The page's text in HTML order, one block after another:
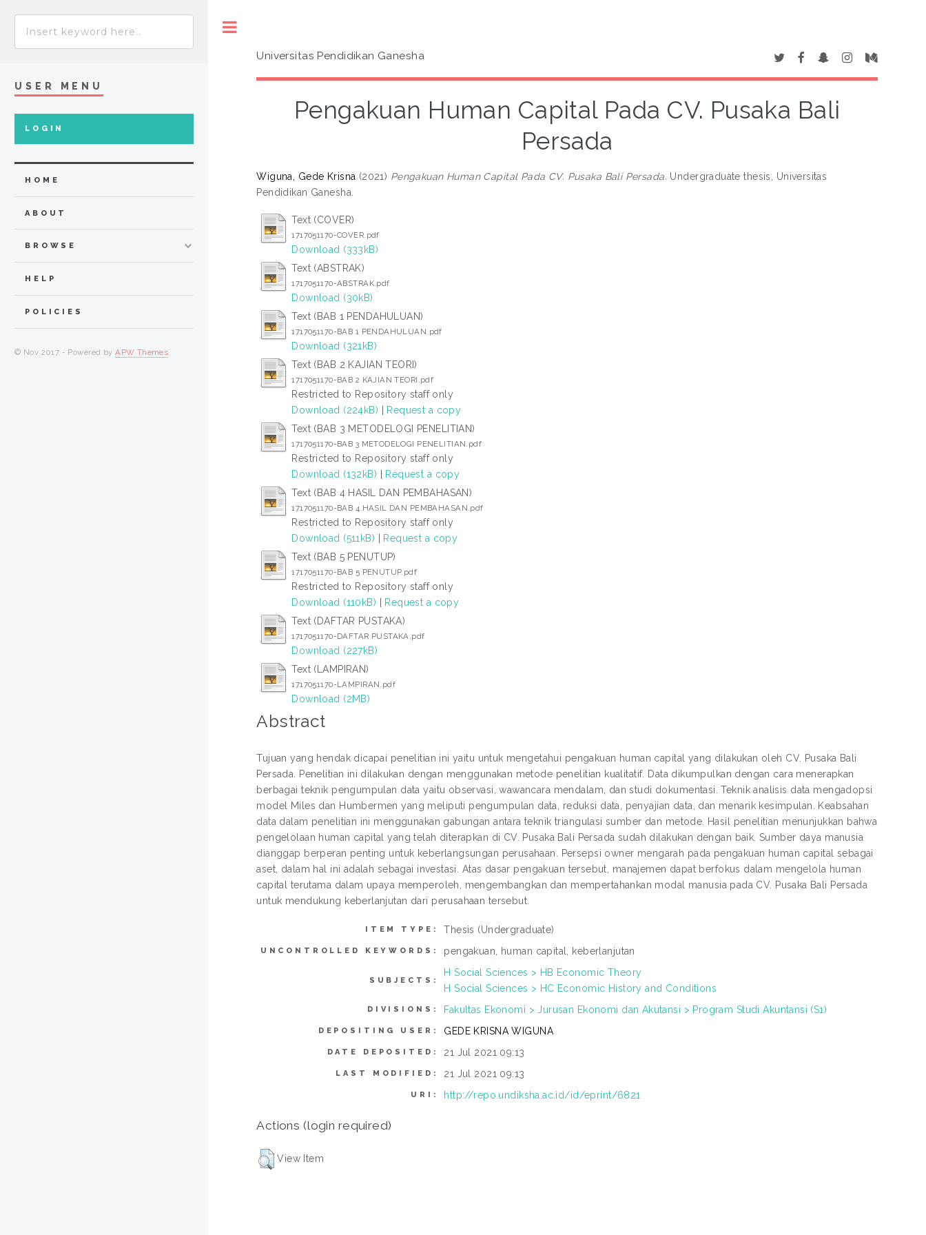
Universitas Pendidikan Ganesha
Pengakuan Human Capital Pada CV. Pusaka Bali
Persada
Wiguna, Gede Krisna (2021) Pengakuan Human Capital Pada CV. Pusaka Bali Persada. Undergraduate thesis, Universitas
Pendidikan Ganesha.
Text (COVER)
1717051170-COVER.pdf
Download (333kB)
Text (ABSTRAK)
1717051170-ABSTRAK.pdf
Download (30kB)
Text (BAB 1 PENDAHULUAN)
1717051170-BAB 1 PENDAHULUAN.pdf
Download (321kB)
Text (BAB 2 KAJIAN TEORI)
1717051170-BAB 2 KAJIAN TEORI.pdf
Restricted to Repository staff only
Download (224kB) | Request a copy
Text (BAB 3 METODELOGI PENELITIAN)
1717051170-BAB 3 METODELOGI PENELITIAN.pdf
Restricted to Repository staff only
Download (132kB) | Request a copy
Text (BAB 4 HASIL DAN PEMBAHASAN)
1717051170-BAB 4 HASIL DAN PEMBAHASAN.pdf
Restricted to Repository staff only
Download (511kB) | Request a copy
Text (BAB 5 PENUTUP)
1717051170-BAB 5 PENUTUP.pdf
Restricted to Repository staff only
Download (110kB) | Request a copy
Text (DAFTAR PUSTAKA)
1717051170-DAFTAR PUSTAKA.pdf
Download (227kB)
Text (LAMPIRAN)
1717051170-LAMPIRAN.pdf
Download (2MB)
Abstract
Tujuan yang hendak dicapai penelitian ini yaitu untuk mengetahui pengakuan human capital yang dilakukan oleh CV. Pusaka Bali
Persada. Penelitian ini dilakukan dengan menggunakan metode penelitian kualitatif. Data dikumpulkan dengan cara menerapkan
berbagai teknik pengumpulan data yaitu observasi, wawancara mendalam, dan studi dokumentasi. Teknik analisis data mengadopsi
model Miles dan Humbermen yang meliputi pengumpulan data, reduksi data, penyajian data, dan menarik kesimpulan. Keabsahan
data dalam penelitian ini menggunakan gabungan antara teknik triangulasi sumber dan metode. Hasil penelitian menunjukkan bahwa
pengelolaan human capital yang telah diterapkan di CV. Pusaka Bali Persada sudah dilakukan dengan baik. Sumber daya manusia
dianggap berperan penting untuk keberlangsungan perusahaan. Persepsi owner mengarah pada pengakuan human capital sebagai
aset, dalam hal ini adalah sebagai investasi. Atas dasar pengakuan tersebut, manajemen dapat berfokus dalam mengelola human
capital terutama dalam upaya memperoleh, mengembangkan dan mempertahankan modal manusia pada CV. Pusaka Bali Persada
untuk mendukung keberlanjutan dari perusahaan tersebut.
ITEM TYPE: Thesis (Undergraduate)
UNCONTROLLED KEYWORDS: pengakuan, human capital, keberlanjutan
SUBJECTS:
H Social Sciences > HB Economic Theory
H Social Sciences > HC Economic History and Conditions
DIVISIONS: Fakultas Ekonomi > Jurusan Ekonomi dan Akutansi > Program Studi Akuntansi (S1)
DEPOSITING USER: GEDE KRISNA WIGUNA
DATE DEPOSITED: 21 Jul 2021 09:13
LAST MODIFIED: 21 Jul 2021 09:13
URI: http://repo.undiksha.ac.id/id/eprint/6821
Actions (login required)
View Item
USER MENU
LOGIN
HOME
ABOUT
BROWSE
HELP
POLICIES
© Nov 2017 - Powered byAPW Themes